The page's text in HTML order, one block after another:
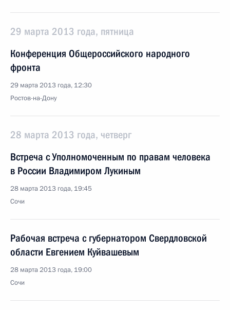
29 марта 2013 года, пятница
Конференция Общероссийского народного
фронта
29 марта 2013 года, 12:30
Ростов-на-Дону
28 марта 2013 года, четверг
Встреча с Уполномоченным по правам человека
в России Владимиром Лукиным
28 марта 2013 года, 19:45
Сочи
Рабочая встреча с губернатором Свердловской
области Евгением Куйвашевым
28 марта 2013 года, 19:00
Сочи